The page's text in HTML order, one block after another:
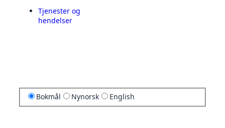
Tjenester og
hendelser
Bokmål Nynorsk English